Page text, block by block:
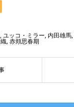
,ユッコ・ミラー, 内田雄馬,
,赤頬思春期